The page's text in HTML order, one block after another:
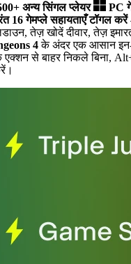
अन्य सिंगल प्लेयर PC
16 गेमप्ले सहायताएँ टॉगल करें
तेज़ खोदें दीवार, तेज़
4के अंदर एक आसान
से बाहर निकले बिना,